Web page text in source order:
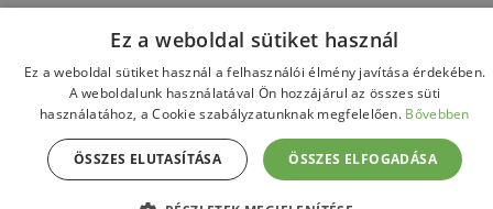
Ez a weboldal sütiket használ
Ez a weboldal sütiket használ a felhasználói élmény javítása érdekében.
A weboldalunk használatával Ön hozzájárul az összes süti
használatához, a Cookie szabályzatunknak megfelelően. Bővebben
ÖSSZES ELFOGADÁSA
ÖSSZES ELUTASÍTÁSA